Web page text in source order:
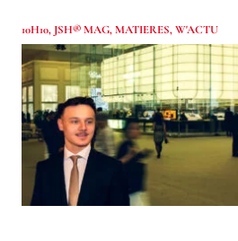
10H10, JSH® MAG,MATIERES,W'ACTU